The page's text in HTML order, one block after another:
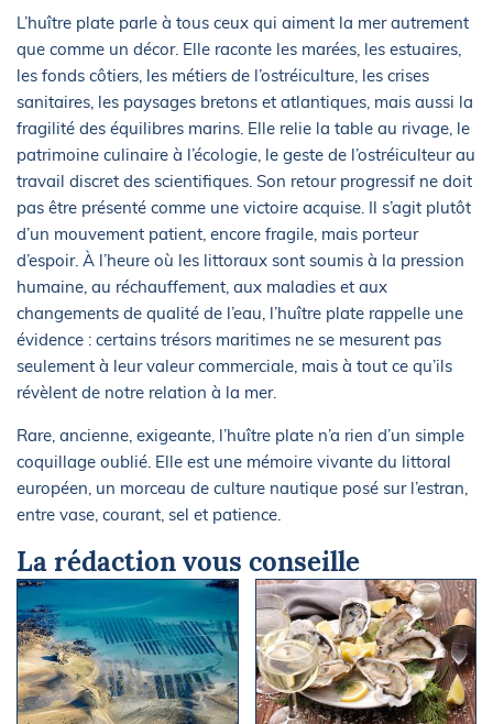
L’huître plate parle à tous ceux qui aiment la mer autrement
que comme un décor. Elle raconte les marées, les estuaires,
les fonds côtiers, les métiers de l’ostréiculture, les crises
sanitaires, les paysages bretons et atlantiques, mais aussi la
fragilité des équilibres marins. Elle relie la table au rivage, le
patrimoine culinaire à l’écologie, le geste de l’ostréiculteur au
travail discret des scientifiques. Son retour progressif ne doit
pas être présenté comme une victoire acquise. Il s’agit plutôt
d’un mouvement patient, encore fragile, mais porteur
d’espoir. À l’heure où les littoraux sont soumis à la pression
humaine, au réchauffement, aux maladies et aux
changements de qualité de l’eau, l’huître plate rappelle une
évidence : certains trésors maritimes ne se mesurent pas
seulement à leur valeur commerciale, mais à tout ce qu’ils
révèlent de notre relation à la mer.
Rare, ancienne, exigeante, l’huître plate n’a rien d’un simple
coquillage oublié. Elle est une mémoire vivante du littoral
européen, un morceau de culture nautique posé sur l’estran,
entre vase, courant, sel et patience.
La rédaction vous conseille